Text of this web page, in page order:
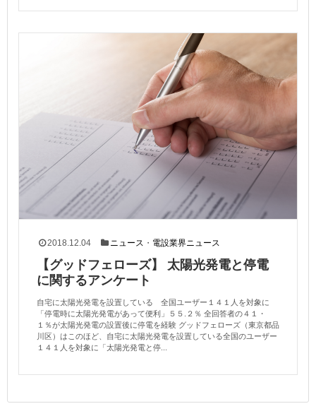
2018.12.04 ニュース ・ 電設業界ニュース
【グッドフェローズ】 太陽光発電と停電
に関するアンケート
自宅に太陽光発電を設置している 全国ユーザー１４１人を対象に
「停電時に太陽光発電があって便利」５５.２％ 全回答者の４１・
１％が太陽光発電の設置後に停電を経験 グッドフェローズ（東京都品
川区）はこのほど、自宅に太陽光発電を設置している全国のユーザー
１４１人を対象に「太陽光発電と停...